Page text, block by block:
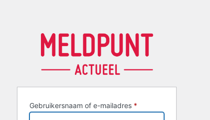
Gebruikersnaam of e-mailadres *